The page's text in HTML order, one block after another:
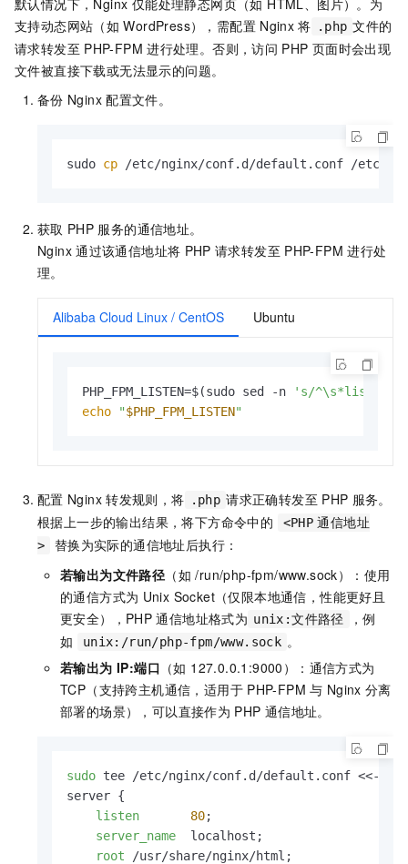
支持动态网站（如 WordPress），需配置 Nginx 将 .php 文件的
请求转发至 PHP-FPM 进行处理。否则，访问 PHP 页面时会出现
文件被直接下载或无法显示的问题。
备份 Nginx 配置文件。
sudo cp /etc/nginx/conf.d/default.conf /etc/
获取 PHP 服务的通信地址。
Nginx 通过该通信地址将 PHP 请求转发至 PHP-FPM 进行处
理。
Alibaba Cloud Linux / CentOS Ubuntu
PHP_FPM_LISTEN=$(sudo sed -n
's/
echo
"$PHP_FPM_LISTEN"
配置 Nginx 转发规则，将 .php 请求正确转发至 PHP 服务。
根据上一步的输出结果，将下方命令中的
<PHP 通信地址
>
替换为实际的通信地址后执行：
若输出为文件路径 （如 /run/php-fpm/www.sock）：使用
的通信方式为 Unix Socket（仅限本地通信，性能更好且
更安全），PHP 通信地址格式为 unix:文件路径
，例
如
unix:/run/php-fpm/www.sock 。
若输出为 IP:端口 （如 127.0.0.1:9000）：通信方式为
TCP（支持跨主机通信，适用于 PHP-FPM 与 Nginx 分离
部署的场景），可以直接作为 PHP 通信地址。
sudo tee /etc/nginx/conf.d/default.conf <<-
server {
listen
80;
server_name
  localhost;
root /usr/share/nginx/html;